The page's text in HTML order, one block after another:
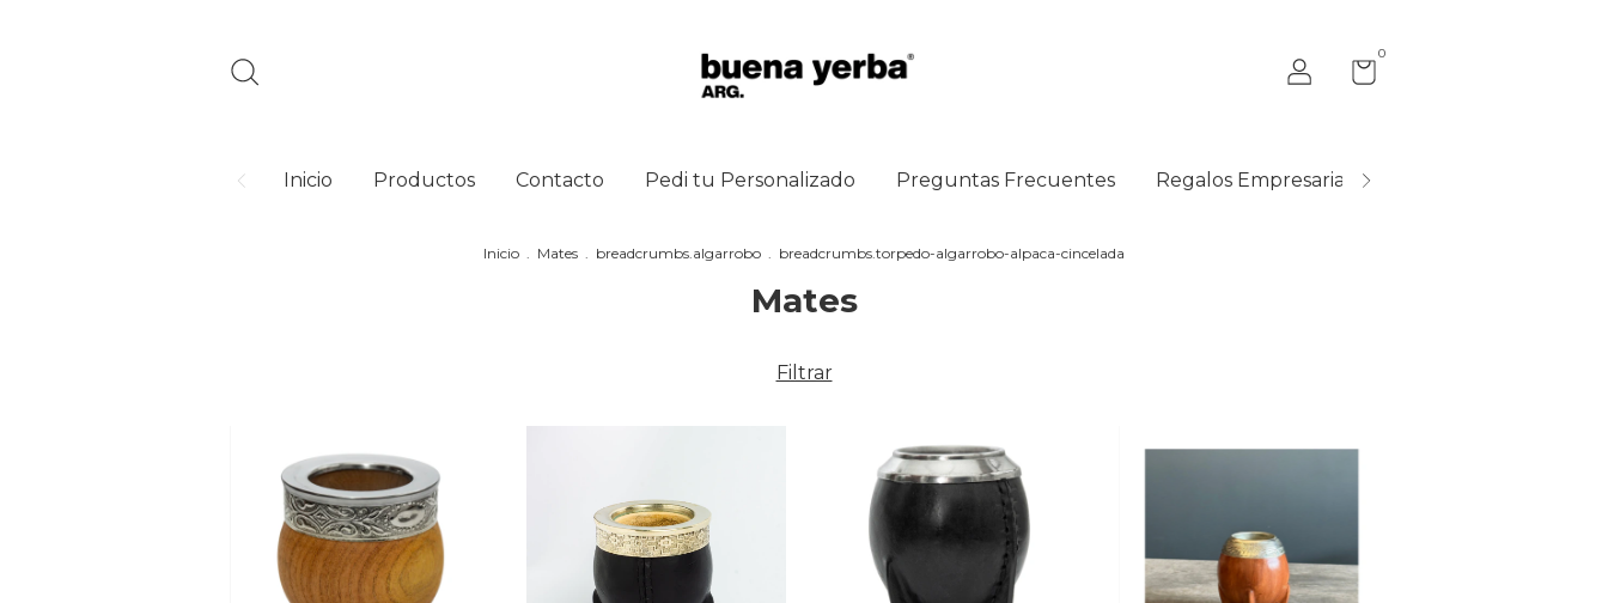
0
Inicio Productos Contacto Pedi tu Personalizado Preguntas Frecuentes Regalos Empresariales
Inicio Mates breadcrumbs.algarrobo breadcrumbs.torpedo-algarrobo-alpaca-cincelada
Mates
Filtrar